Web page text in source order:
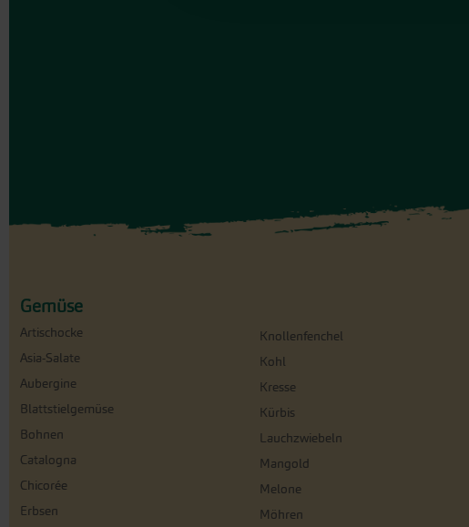
Gemüse
Artischocke
Asia-Salate
Aubergine
Blattstielgemüse
Bohnen
Catalogna
Chicorée
Erbsen
Knollenfenchel
Kohl
Kresse
Kürbis
Lauchzwiebeln
Mangold
Melone
Möhren